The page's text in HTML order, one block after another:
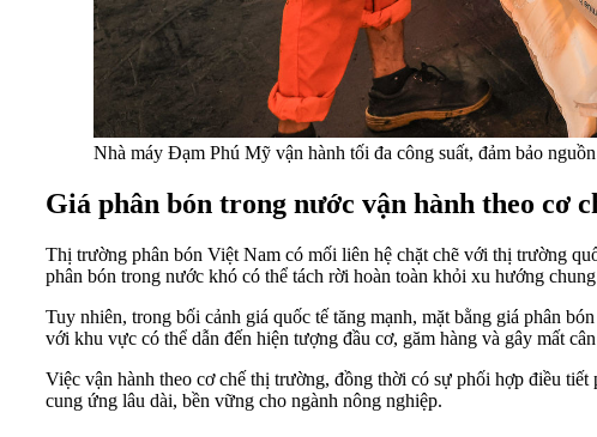
Nhà máy Đạm Phú Mỹ vận hành tối đa công suất, đảm bảo
Giá phân bón trong nước vận hành theo cơ
Thị trường phân bón Việt Nam có mối liên hệ chặt chẽ với thị trường
phân bón trong nước khó có thể tách rời hoàn toàn khỏi xu hướng
Tuy nhiên, trong bối cảnh giá quốc tế tăng mạnh, mặt bằng giá phân
với khu vực có thể dẫn đến hiện tượng đầu cơ, găm hàng và gây mất
Việc vận hành theo cơ chế thị trường, đồng thời có sự phối hợp điều
cung ứng lâu dài, bền vững cho ngành nông nghiệp.